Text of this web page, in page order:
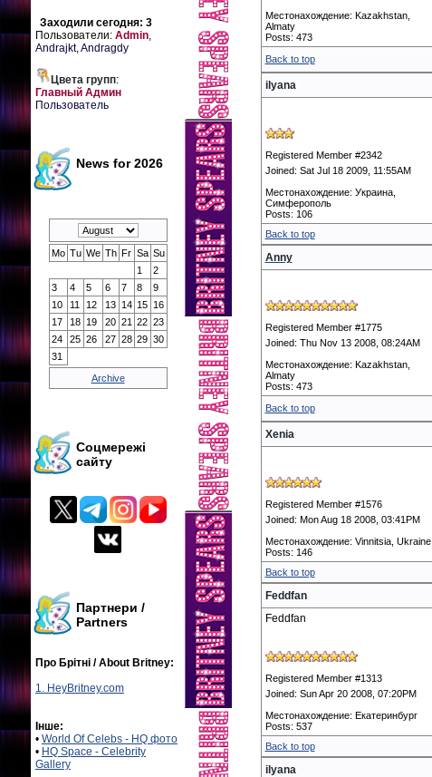
Заходили сегодня: 3
Пользователи: Admin,
Andrajkt,Andragdy
Цвета групп:
Главный Админ
Пользователь
News for 2026
Mo Tu We Th Fr Sa Su
1
2
3
4 5 6 7 8
9
10
11 12 13 14 15
16
17
18 19 20 21 22 23
24
25 26 27 28 29 30
31
Archive
Соцмережі
сайту
Партнери /
Partners
Про Брітні / About Britney:
1. HeyBritney.com
Інше:
• World Of Celebs - HQ фото
• HQ Space - Celebrity
Gallery
Местонахождение: Kazakhstan,
Almaty
Posts: 473
Back to top
ilyana
Registered Member #2342
Joined: Sat Jul 18 2009, 11:55AM
Местонахождение: Украина,
Симферополь
Posts: 106
Back to top
Anny
Registered Member #1775
Joined: Thu Nov 13 2008, 08:24AM
Местонахождение: Kazakhstan,
Almaty
Posts: 473
Back to top
Xenia
Registered Member #1576
Joined: Mon Aug 18 2008, 03:41PM
Местонахождение: Vinnitsia, Ukraine
Posts: 146
Back to top
Feddfan
Feddfan
Registered Member #1313
Joined: Sun Apr 20 2008, 07:20PM
Местонахождение: Екатеринбург
Posts: 537
Back to top
ilyana